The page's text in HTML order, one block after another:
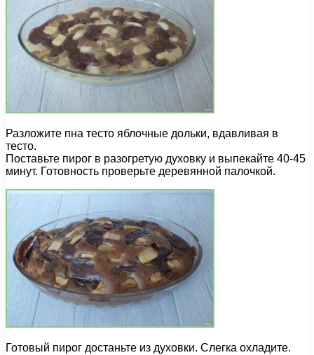
Разложите пна тесто яблочные дольки, вдавливая в
тесто.
Поставьте пирог в разогретую духовку и выпекайте 40-45
минут. Готовность проверьте деревянной палочкой.
Готовый пирог достаньте из духовки. Слегка охладите.